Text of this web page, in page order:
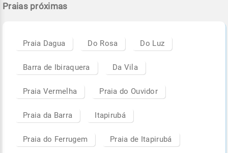
Praias próximas
Praia Dagua Do Rosa Do Luz
Barra de Ibiraquera Da Vila
Praia Vermelha Praia do Ouvidor
Praia da Barra Itapirubá
Praia do Ferrugem Praia de Itapirubá